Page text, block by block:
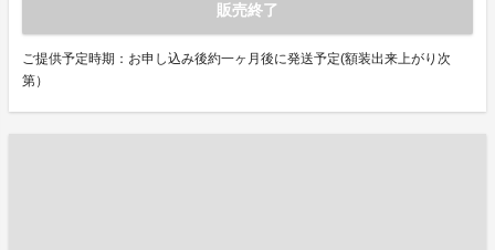
販売終了
ご提供予定時期：お申し込み後約一ヶ月後に発送予定(額装出来上がり次
第）